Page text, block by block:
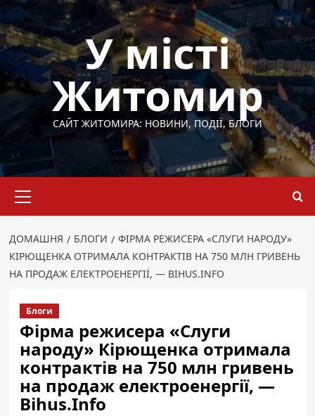
Перейти
до
вмісту
У місті
Житомир
САЙТ ЖИТОМИРА: НОВИНИ, ПОДІЇ, БЛОГИ
меню
ДОМАШНЯ БЛОГИ
ФІРМА РЕЖИСЕРА «СЛУГИ НАРОДУ»
КІРЮЩЕНКА ОТРИМАЛА КОНТРАКТІВ НА 750 МЛН ГРИВЕНЬ
НА ПРОДАЖ ЕЛЕКТРОЕНЕРГІЇ, — BIHUS.INFO
Блоги
Фірма режисера «Слуги
народу» Кірющенка отримала
контрактів на 750 млн гривень
на продаж електроенергії, —
Bihus.Info